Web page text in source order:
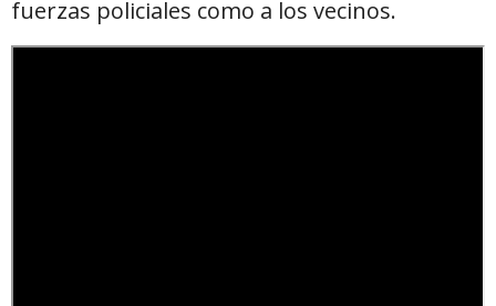
fuerzas policiales como a los vecinos.